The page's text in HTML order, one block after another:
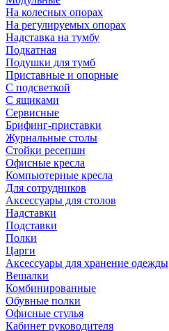
На колесных опорах
На регулируемых опорах
Надставка на тумбу
Подкатная
Подушки для тумб
Приставные и опорные
С подсветкой
С ящиками
Сервисные
Брифинг-приставки
Журнальные столы
Стойки ресепшн
Офисные кресла
Компьютерные кресла
Для сотрудников
Аксессуары для столов
Надставки
Подставки
Полки
Царги
Аксессуары для хранение одежды
Вешалки
Комбинированные
Обувные полки
Офисные стулья
Кабинет руководителя